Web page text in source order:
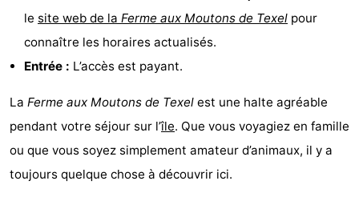
Krim
EuroParcs
Texel
Kustpark
Texel
-
Sluftervallei
-
Strandhuys
-
Villapark
-
le site web de la Ferme aux Moutons de Texel pour
connaître les horaires actualisés.
Entrée : L’accès est payant.
La Ferme aux Moutons de Texel est une halte agréable
pendant votre séjour sur l’île. Que vous voyagiez en famille
ou que vous soyez simplement amateur d’animaux, il y a
toujours quelque chose à découvrir ici.